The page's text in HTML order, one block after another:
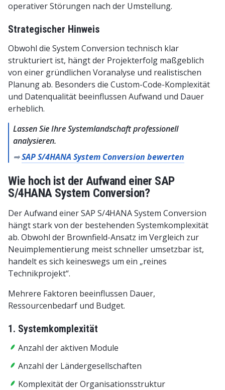
operativer Störungen nach der Umstellung.
Strategischer Hinweis
Obwohl die System Conversion technisch klar
strukturiert ist, hängt der Projekterfolg maßgeblich
von einer gründlichen Voranalyse und realistischen
Planung ab. Besonders die Custom-Code-Komplexität
und Datenqualität beeinflussen Aufwand und Dauer
erheblich.
Lassen Sie Ihre Systemlandschaft professionell
analysieren.
➡SAP S/4HANA System Conversion bewerten
Wie hoch ist der Aufwand einer SAP
S/4HANA System Conversion?
Der Aufwand einer SAP S/4HANA System Conversion
hängt stark von der bestehenden Systemkomplexität
ab. Obwohl der Brownfield-Ansatz im Vergleich zur
Neuimplementierung meist schneller umsetzbar ist,
handelt es sich keineswegs um ein „reines
Technikprojekt“.
Mehrere Faktoren beeinflussen Dauer,
Ressourcenbedarf und Budget.
1. Systemkomplexität
Anzahl der aktiven Module
Anzahl der Ländergesellschaften
Komplexität der Organisationsstruktur